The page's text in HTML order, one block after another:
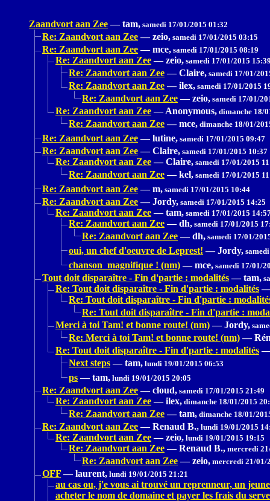
Zaandvort aan Zee — tam, samedi 17/01/2015 01:32
Re: Zaandvort aan Zee — zeio, samedi 17/01/2015 03:15
Re: Zaandvort aan Zee — mce, samedi 17/01/2015 08:19
Re: Zaandvort aan Zee — zeio, samedi 17/01/2015
Re: Zaandvort aan Zee — Claire, samedi 17/01/
Re: Zaandvort aan Zee — ilex, samedi 17/01/2015
Re: Zaandvort aan Zee — zeio, samedi 17/01/
Re: Zaandvort aan Zee — Anonymous, dimanche 18/
Re: Zaandvort aan Zee — mce, dimanche 18/01/
Re: Zaandvort aan Zee — lutine, samedi 17/01/2015 09:47
Re: Zaandvort aan Zee — Claire, samedi 17/01/2015 10:37
Re: Zaandvort aan Zee — Claire, samedi 17/01/2015
Re: Zaandvort aan Zee — kel, samedi 17/01/2015
Re: Zaandvort aan Zee — m, samedi 17/01/2015 10:44
Re: Zaandvort aan Zee — Jordy, samedi 17/01/2015 14:25
Re: Zaandvort aan Zee — tam, samedi 17/01/2015
Re: Zaandvort aan Zee — dh, samedi 17/01/2015
Re: Zaandvort aan Zee — dh, samedi 17/01/
oui, un chef d'oeuvre de Leprest! — Jordy,
chanson magnifique ! (nm) — mce, samedi 17/01/
Tout doit disparaître - Fin d'partie : modalités — tam,
Re: Tout doit disparaître - Fin d'partie : modalités
Re: Tout doit disparaître - Fin d'partie :
Re: Tout doit disparaître - Fin d'partie :
Merci à toi Tam! et bonne route! (nm) — Jordy,
Re: Merci à toi Tam! et bonne route! (nm) —
Re: Tout doit disparaître - Fin d'partie : modalités
Next steps — tam, lundi 19/01/2015 06:53
ps — tam, lundi 19/01/2015 20:05
Re: Zaandvort aan Zee — cloud, samedi 17/01/2015 21:49
Re: Zaandvort aan Zee — ilex, dimanche 18/01/2015
Re: Zaandvort aan Zee — tam, dimanche 18/01/
Re: Zaandvort aan Zee — Renaud B., lundi 19/01/2015
Re: Zaandvort aan Zee — zeio, lundi 19/01/2015 19:15
Re: Zaandvort aan Zee — Renaud B., mercredi
Re: Zaandvort aan Zee — zeio, mercredi 21/01/
OFF — laurent, lundi 19/01/2015 21:21
au cas ou, j'e vous ai trouvé un reprenneur, un
acheter le nom de domaine et payer les frais du